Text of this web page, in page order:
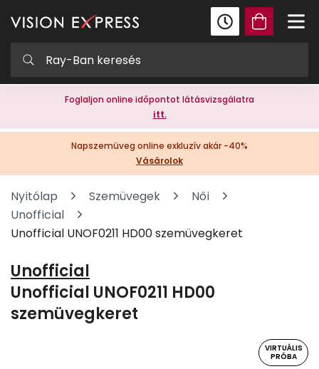
Foglaljon online időpontot látásvizsgálatra
itt.
Napszemüveg online exkluzív akár -40%
Vásárolok
Nyitólap Szemüvegek
Női
Unofficial
Unofficial UNOF0211 HD00 szemüvegkeret
Unofficial
Unofficial UNOF0211 HD00
szemüvegkeret
VIRTUÁLIS
PRÓBA